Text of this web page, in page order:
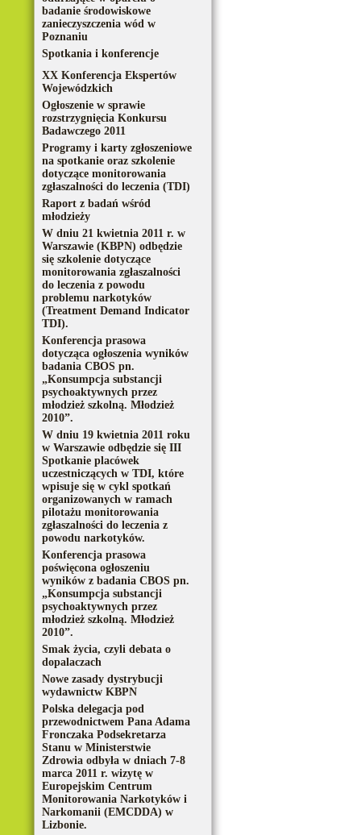
badanie środowiskowe
zanieczyszczenia wód w
Poznaniu
Spotkania i konferencje
XX Konferencja Ekspertów
Wojewódzkich
Ogłoszenie w sprawie
rozstrzygnięcia Konkursu
Badawczego 2011
Programy i karty zgłoszeniowe
na spotkanie oraz szkolenie
dotyczące monitorowania
zgłaszalności do leczenia (TDI)
Raport z badań wśród
młodzieży
W dniu 21 kwietnia 2011 r. w
Warszawie (KBPN) odbędzie
się szkolenie dotyczące
monitorowania zgłaszalności
do leczenia z powodu
problemu narkotyków
(Treatment Demand Indicator
TDI).
Konferencja prasowa
dotycząca ogłoszenia wyników
badania CBOS pn.
„Konsumpcja substancji
psychoaktywnych przez
młodzież szkolną. Młodzież
2010”.
W dniu 19 kwietnia 2011 roku
w Warszawie odbędzie się III
Spotkanie placówek
uczestniczących w TDI, które
wpisuje się w cykl spotkań
organizowanych w ramach
pilotażu monitorowania
zgłaszalności do leczenia z
powodu narkotyków.
Konferencja prasowa
poświęcona ogłoszeniu
wyników z badania CBOS pn.
„Konsumpcja substancji
psychoaktywnych przez
młodzież szkolną. Młodzież
2010”.
Smak życia, czyli debata o
dopalaczach
Nowe zasady dystrybucji
wydawnictw KBPN
Polska delegacja pod
przewodnictwem Pana Adama
Fronczaka Podsekretarza
Stanu w Ministerstwie
Zdrowia odbyła w dniach 7-8
marca 2011 r. wizytę w
Europejskim Centrum
Monitorowania Narkotyków i
Narkomanii (EMCDDA) w
Lizbonie.